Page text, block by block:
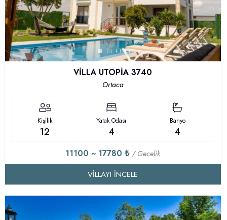
VİLLA UTOPİA 3740
Ortaca
Kişilik
12
Yatak Odası
4
Banyo
4
11100 ~ 17780 ₺ / Gecelik
VILLAYI İNCELE